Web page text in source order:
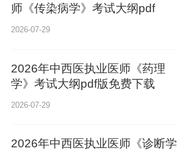
师《传染病学》考试大纲pdf
2026-07-29
2026年中西医执业医师《药理
学》考试大纲pdf版免费下载
2026-07-29
2026年中西医执业医师《诊断学